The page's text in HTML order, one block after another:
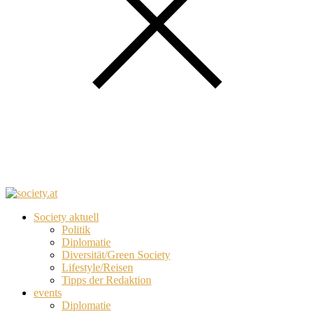
Society aktuell
Politik
Diplomatie
Diversität/Green Society
Lifestyle/Reisen
Tipps der Redaktion
events
Diplomatie